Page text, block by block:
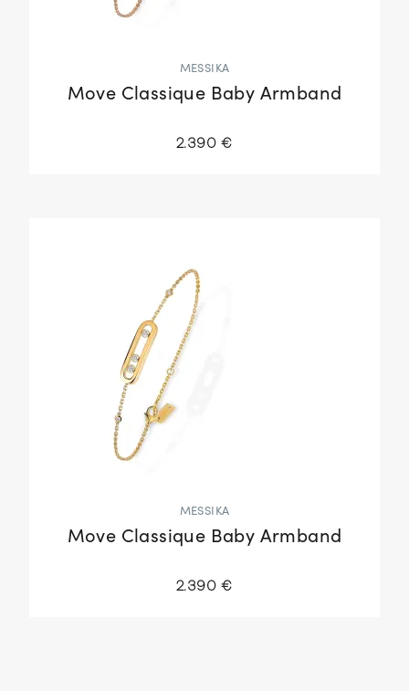
MESSIKA
Move Classique Baby Armband
2.390 €
MESSIKA
Move Classique Baby Armband
2.390 €